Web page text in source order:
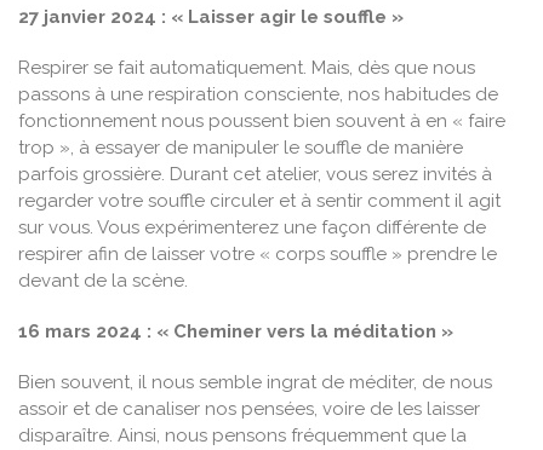
27 janvier 2024 : « Laisser agir le souffle »
Respirer se fait automatiquement. Mais, dès que nous
passons à une respiration consciente, nos habitudes de
fonctionnement nous poussent bien souvent à en « faire
trop », à essayer de manipuler le souffle de manière
parfois grossière. Durant cet atelier, vous serez invités à
regarder votre souffle circuler et à sentir comment il agit
sur vous. Vous expérimenterez une façon différente de
respirer afin de laisser votre « corps souffle » prendre le
devant de la scène.
16 mars 2024 : « Cheminer vers la méditation »
Bien souvent, il nous semble ingrat de méditer, de nous
assoir et de canaliser nos pensées, voire de les laisser
disparaître. Ainsi, nous pensons fréquemment que la